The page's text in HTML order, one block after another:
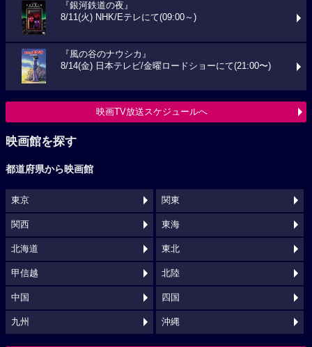
『銀河鉄道の夜』
8/11(火) NHK/Eテレにて(09:00～)
『風の谷のナウシカ』
8/14(金) 日本テレビ/金曜ロードショーにて(21:00〜)
映画TV放送スケジュールへ
映画館を探す
都道府県から映画館
東京 関東
関西 東海
北海道 東北
甲信越 北陸
中国 四国
九州 沖縄